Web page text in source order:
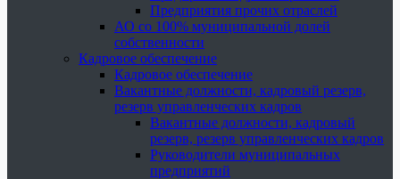
Предприятия прочих отраслей
АО со 100% муниципальной долей
собственности
Кадровое обеспечение
Кадровое обеспечение
Вакантные должности, кадровый резерв,
резерв управленческих кадров
Вакантные должности, кадровый
резерв, резерв управленческих кадров
Руководители муниципальных
предприятий